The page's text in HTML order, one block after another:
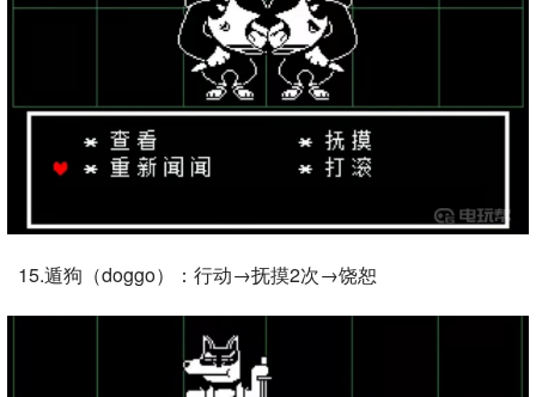
15.遁狗（doggo）：行动→抚摸2次→饶恕